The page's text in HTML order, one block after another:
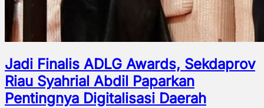
Jadi Finalis ADLG Awards, Sekdaprov
Riau Syahrial Abdil Paparkan
Pentingnya Digitalisasi Daerah